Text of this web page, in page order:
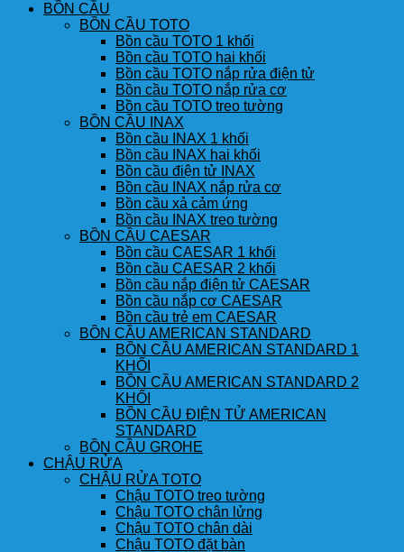
BỒN CẦU
BỒN CẦU TOTO
Bồn cầu TOTO 1 khối
Bồn cầu TOTO hai khối
Bồn cầu TOTO nắp rửa điện tử
Bồn cầu TOTO nắp rửa cơ
Bồn cầu TOTO treo tường
BỒN CẦU INAX
Bồn cầu INAX 1 khối
Bồn cầu INAX hai khối
Bồn cầu điện tử INAX
Bồn cầu INAX nắp rửa cơ
Bồn cầu xả cảm ứng
Bồn cầu INAX treo tường
BỒN CẦU CAESAR
Bồn cầu CAESAR 1 khối
Bồn cầu CAESAR 2 khối
Bồn cầu nắp điện tử CAESAR
Bồn cầu nắp cơ CAESAR
Bồn cầu trẻ em CAESAR
BỒN CẦU AMERICAN STANDARD
BỒN CẦU AMERICAN STANDARD 1
KHỐI
BỒN CẦU AMERICAN STANDARD 2
KHỐI
BỒN CẦU ĐIỆN TỬ AMERICAN
STANDARD
BỒN CẦU GROHE
CHẬU RỬA
CHẬU RỬA TOTO
Chậu TOTO treo tường
Chậu TOTO chân lửng
Chậu TOTO chân dài
Chậu TOTO đặt bàn